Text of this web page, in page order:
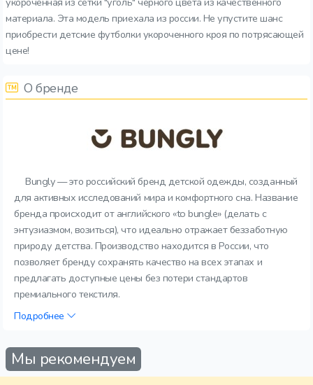
материала. Эта модель приехала из россии. Не упустите шанс
приобрести детские футболки укороченного кроя по потрясающей
цене!
О бренде
Bungly — это российский бренд детской одежды, созданный
для активных исследований мира и комфортного сна. Название
бренда происходит от английского «to bungle» (делать с
энтузиазмом, возиться), что идеально отражает беззаботную
природу детства. Производство находится в России, что
позволяет бренду сохранять качество на всех этапах и
предлагать доступные цены без потери стандартов
премиального текстиля.
Подробнее
Мы рекомендуем